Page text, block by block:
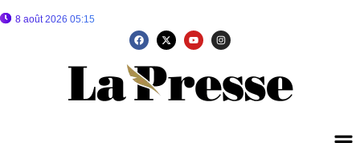
8 août 2026 05:15